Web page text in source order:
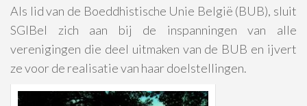
Als lid van de Boeddhistische Unie België (BUB), sluit
SGIBel zich aan bij de inspanningen van alle
verenigingen die deel uitmaken van de BUB en ijvert
ze voor de realisatie van haar doelstellingen.